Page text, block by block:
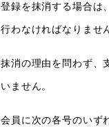
録を抹消する場合は
わなければなりませ
消の理由を問わず、
ません。
員に次の各号のいず